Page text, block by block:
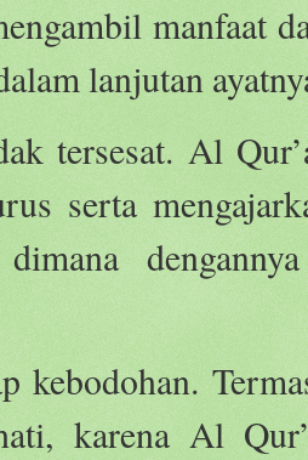
manfaat
lanjutan
tersesat. Al
serta
dimana
kebodohan.
karena Al